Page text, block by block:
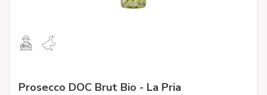
Prosecco DOC Brut Bio - La Pria